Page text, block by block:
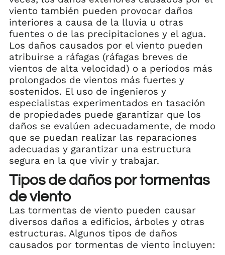
viento también pueden provocar daños
interiores a causa de la lluvia u otras
fuentes o de las precipitaciones y el agua.
Los daños causados por el viento pueden
atribuirse a ráfagas (ráfagas breves de
vientos de alta velocidad) o a períodos más
prolongados de vientos más fuertes y
sostenidos. El uso de ingenieros y
especialistas experimentados en tasación
de propiedades puede garantizar que los
daños se evalúen adecuadamente, de modo
que se puedan realizar las reparaciones
adecuadas y garantizar una estructura
segura en la que vivir y trabajar.
Tipos de daños por tormentas
de viento
Las tormentas de viento pueden causar
diversos daños a edificios, árboles y otras
estructuras. Algunos tipos de daños
causados por tormentas de viento incluyen: